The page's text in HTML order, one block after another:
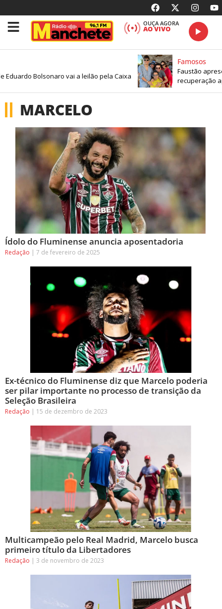
OUÇA AGORA
AO VIVO
Bolsonaro vai a leilão pela Caixa
Famosos
Faustão
recuperação
MARCELO
Ídolo do Fluminense anuncia aposentadoria
Redação 7 de fevereiro de 2025
Ex-técnico do Fluminense diz que Marcelo poderia
ser pilar importante no processo de transição da
Seleção Brasileira
Redação 15 de dezembro de 2023
Multicampeão pelo Real Madrid, Marcelo busca
primeiro título da Libertadores
Redação 3 de novembro de 2023